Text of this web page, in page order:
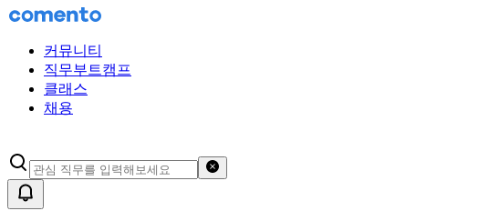
커뮤니티
직무부트캠프
클래스
채용